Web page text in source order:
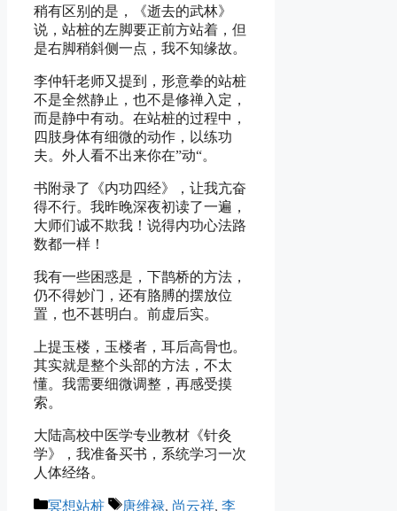
稍有区别的是，《逝去的武林》
说，站桩的左脚要正前方站着，但
是右脚稍斜侧一点，我不知缘故。
李仲轩老师又提到，形意拳的站桩
不是全然静止，也不是修禅入定，
而是静中有动。在站桩的过程中，
四肢身体有细微的动作，以练功
夫。外人看不出来你在”动“。
书附录了《内功四经》，让我亢奋
得不行。我昨晚深夜初读了一遍，
大师们诚不欺我！说得内功心法路
数都一样！
我有一些困惑是，下鹊桥的方法，
仍不得妙门，还有胳膊的摆放位
置，也不甚明白。前虚后实。
上提玉楼，玉楼者，耳后高骨也。
其实就是整个头部的方法，不太
懂。我需要细微调整，再感受摸
索。
大陆高校中医学专业教材《针灸
学》，我准备买书，系统学习一次
人体经络。
Categories
冥想站桩 Tags
唐维禄, 尚云祥, 李